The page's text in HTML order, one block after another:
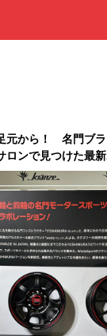
元から！ 名門ブラ
ンで見つけた最